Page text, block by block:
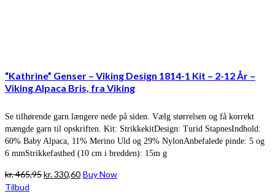
“Kathrine” Genser – Viking Design 1814-1 Kit – 2-12 År –
Viking Alpaca Bris, fra Viking
Se tilhørende garn længere nede på siden. Vælg størrelsen og få korrekt
mængde garn til opskriften. Kit: StrikkekitDesign: Turid StapnesIndhold:
60% Baby Alpaca, 11% Merino Uld og 29% NylonAnbefalede pinde: 5 og
6 mmStrikkefasthed (10 cm i bredden): 15m g
kr.465,95Den
kr.330,60Den
Buy Now
Tilbud